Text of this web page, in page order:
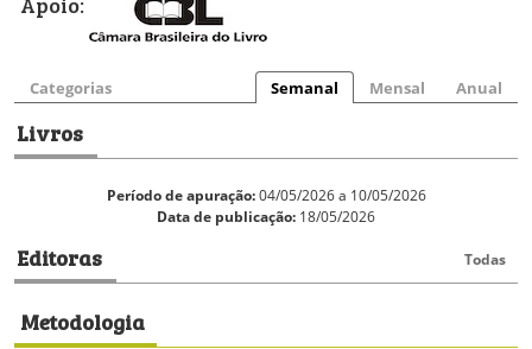
Categorias Semanal Mensal Anual
Livros
Período de apuração:04/05/2026 a 10/05/2026
Data de publicação: 18/05/2026
Editoras Todas
Metodologia